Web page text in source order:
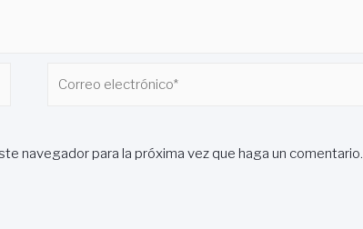
navegador para la próxima vez que haga un comentario.